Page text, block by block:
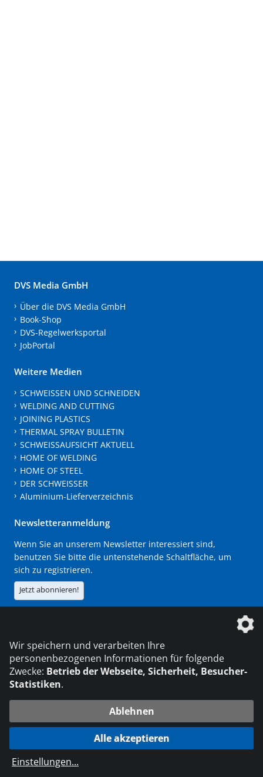
DVS Media GmbH
Über die DVS Media GmbH
Book-Shop
DVS-Regelwerksportal
JobPortal
Weitere Medien
SCHWEISSEN UND SCHNEIDEN
WELDING AND CUTTING
JOINING PLASTICS
THERMAL SPRAY BULLETIN
SCHWEISSAUFSICHT AKTUELL
HOME OF WELDING
HOME OF STEEL
DER SCHWEISSER
Aluminium-Lieferverzeichnis
Newsletteranmeldung
Wenn Sie an unserem Newsletter interessiert sind,
benutzen Sie bitte die untenstehende Schaltfläche, um
sich zu registrieren.
Jetzt abonnieren!
Die DVS Media GmbH ist ein Unternehmen der
© 2026 DVS Media GmbH
Datenschutzeinstellungen
die profilschmiede - Internetagentur
Wir speichern und verarbeiten Ihre
personenbezogenen Informationen für folgende
Zwecke: Betrieb der Webseite, Sicherheit, Besucher-
Statistiken.
Ablehnen
Alle akzeptieren
Einstellungen...